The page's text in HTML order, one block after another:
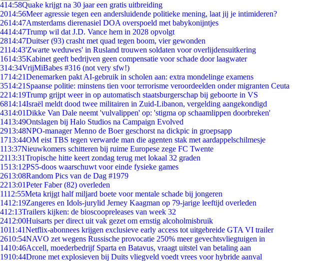
414:58Quake krijgt na 30 jaar een gratis uitbreiding
2014:56Meer agressie tegen een andersluidende politieke mening, laat jij je intimideren?
2614:47Amsterdams dierenasiel DOA overspoeld met babykonijntjes
4414:47Trump wil dat J.D. Vance hem in 2028 opvolgt
2814:47Duitser (93) crasht met quad tegen boom, vier gewonden
2114:43'Zwarte weduwes' in Rusland trouwen soldaten voor overlijdensuitkering
1614:35Kabinet geeft bedrijven geen compensatie voor schade door laagwater
314:34VrijMiBabes #316 (not very sfw!)
1714:21Denemarken pakt AI-gebruik in scholen aan: extra mondelinge examens
3514:21 Spaanse politie: minstens tien voor terrorisme veroordeelden onder migranten Ceuta
2214:19Trump grijpt weer in op automatisch staatsburgerschap bij geboorte in VS
6814:14Israël meldt dood twee militairen in Zuid-Libanon, vergelding aangekondigd
4314:01Dikke Van Dale neemt 'vulvalippen' op: 'stigma op schaamlippen doorbreken'
1413:49Ontslagen bij Halo Studios na Campaign Evolved
2913:48NPO-manager Menno de Boer geschorst na dickpic in groepsapp
1713:44OM eist TBS tegen verwarde man die agenten stak met aardappelschilmesje
113:37Nieuwkomers schitteren bij ruime Europese zege FC Twente
2113:31Tropische hitte keert zondag terug met lokaal 32 graden
1513:12PS5-doos waarschuwt voor einde fysieke games
2613:08Random Pics van de Dag #1979
2213:01Peter Faber (82) overleden
1112:55Meta krijgt half miljard boete voor mentale schade bij jongeren
1412:19Zangeres en Idols-jurylid Jerney Kaagman op 79-jarige leeftijd overleden
412:13Trailers kijken: de bioscoopreleases van week 32
2412:00Huisarts per direct uit vak gezet om ernstig alcoholmisbruik
1011:41Netflix-abonnees krijgen exclusieve early access tot uitgebreide GTA VI trailer
2610:54NAVO zet wegens Russische provocatie 250% meer gevechtsvliegtuigen in
1410:46Accell, moederbedrijf Sparta en Batavus, vraagt uitstel van betaling aan
1910:44Drone met explosieven bij Duits vliegveld voedt vrees voor hybride aanval